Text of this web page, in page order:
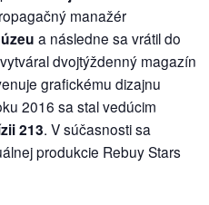
manažér
a následne sa vrátil do
dvojtýždenný magazín
grafickému dizajnu
2016 sa stal vedúcim
213. V súčasnosti sa
produkcie Rebuy Stars